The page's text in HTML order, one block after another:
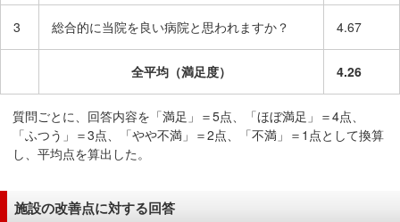
3 総合的に当院を良い病院と思われますか？ 4.67
全平均（満足度） 4.26
質問ごとに、回答内容を「満足」＝5点、「ほぼ満足」＝4点、
「ふつう」＝3点、「やや不満」＝2点、「不満」＝1点として換算
し、平均点を算出した。
施設の改善点に対する回答